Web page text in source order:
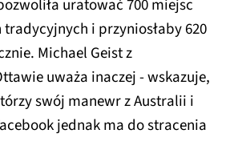
uratować 700 miejsc
i przyniosłaby 620
Michael Geist z
uważa inaczej - wskazuje,
swój manewr z Australii i
jednak ma do stracenia